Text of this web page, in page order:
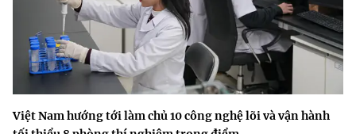
Việt Nam hướng tới làm chủ 10 công nghệ lõi và vận hành